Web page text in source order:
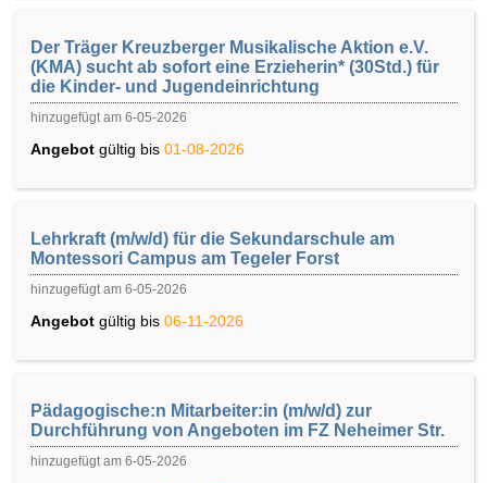
Der Träger Kreuzberger Musikalische Aktion e.V.
(KMA) sucht ab sofort eine Erzieherin* (30Std.) für
die Kinder- und Jugendeinrichtung
hinzugefügt am 6-05-2026
Angebot gültig bis 01-08-2026
Lehrkraft (m/w/d) für die Sekundarschule am
Montessori Campus am Tegeler Forst
hinzugefügt am 6-05-2026
Angebot gültig bis 06-11-2026
Pädagogische:n Mitarbeiter:in (m/w/d) zur
Durchführung von Angeboten im FZ Neheimer Str.
hinzugefügt am 6-05-2026